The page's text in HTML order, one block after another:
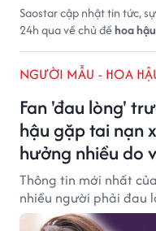
Saostar cập nhật tin tức,
24h qua về chủ đềhoa
Fan 'đau lòng'
hậu gặp tai nạn
hưởng nhiều do
NGƯỜI MẪU - HOA
Thông tin mới nhất
nhiều người phải đau